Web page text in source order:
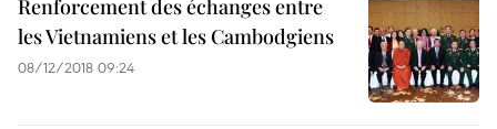
Renforcement des échanges entre
les Vietnamiens et les Cambodgiens
08/12/2018 09:24